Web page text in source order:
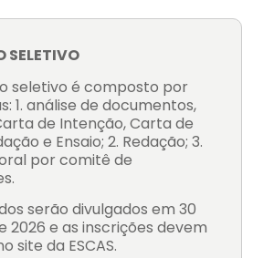
SELETIVO
seletivo é composto por
1. análise de documentos,
de Intenção, Carta de
e Ensaio; 2. Redação; 3.
por comitê de
serão divulgados em 30
2026 e as inscrições devem
site da ESCAS.